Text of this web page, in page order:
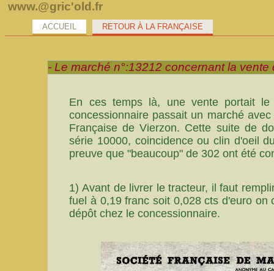
www.@gric'old.fr
ACCUEIL RETOUR À LA FRANÇAISE
- Le marché n°:13212 concernant la vente
En ces temps là, une vente portait
concessionnaire passait un marché
Française de Vierzon. Cette suite de
série 10000, coincidence ou clin d'oeil
preuve que "beaucoup" de 302 ont été
1) Avant de livrer le tracteur, il faut
fuel à 0,19 franc soit 0,028 cts d'euro
dépôt chez le concessionnaire.